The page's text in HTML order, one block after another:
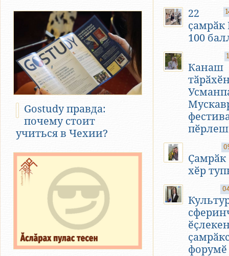
Gostudy правда:
почему стоит
учиться в Чехии?
22
100
Канаш
хӗр